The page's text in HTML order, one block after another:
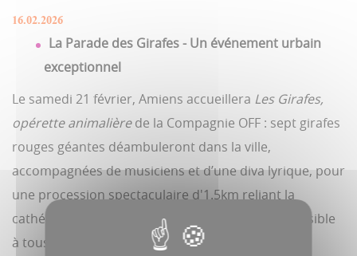
16.02.2026
La Parade des Girafes - Un événement urbain
exceptionnel
Le samedi 21 février, Amiens accueillera Les Girafes,
opérette animalièrede la Compagnie OFF : sept girafes
rouges géantes déambuleront dans la ville,
accompagnées de musiciens et d’une diva lyrique, pour
une procession spectaculaire d'1.5km reliant la
cathédrale au zoo. Un moment poétique et accessible
à tous avec un départ à 14h30 de la cathédrale